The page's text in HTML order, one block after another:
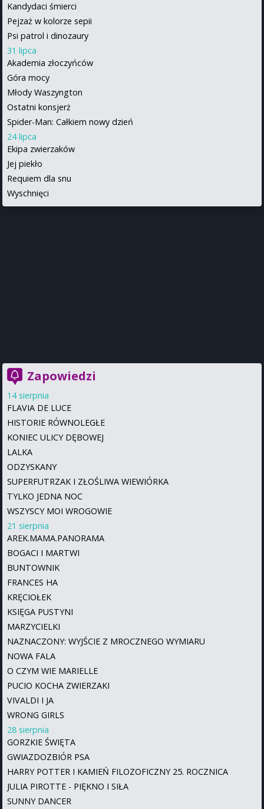
Kandydaci śmierci
Pejzaż w kolorze sepii
Psi patrol i dinozaury
31 lipca
Akademia złoczyńców
Góra mocy
Młody Waszyngton
Ostatni konsjerż
Spider-Man: Całkiem nowy dzień
24 lipca
Ekipa zwierzaków
Jej piekło
Requiem dla snu
Wyschnięci
Zapowiedzi
14 sierpnia
FLAVIA DE LUCE
HISTORIE RÓWNOLEGŁE
KONIEC ULICY DĘBOWEJ
LALKA
ODZYSKANY
SUPERFUTRZAK I ZŁOŚLIWA WIEWIÓRKA
TYLKO JEDNA NOC
WSZYSCY MOI WROGOWIE
21 sierpnia
AREK.MAMA.PANORAMA
BOGACI I MARTWI
BUNTOWNIK
FRANCES HA
KRĘCIOŁEK
KSIĘGA PUSTYNI
MARZYCIELKI
NAZNACZONY: WYJŚCIE Z MROCZNEGO WYMIARU
NOWA FALA
O CZYM WIE MARIELLE
PUCIO KOCHA ZWIERZAKI
VIVALDI I JA
WRONG GIRLS
28 sierpnia
GORZKIE ŚWIĘTA
GWIAZDOZBIÓR PSA
HARRY POTTER I KAMIEŃ FILOZOFICZNY 25. ROCZNICA
JULIA PIROTTE - PIĘKNO I SIŁA
SUNNY DANCER